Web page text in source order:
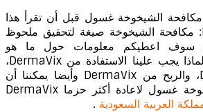
الشيخوخة غسول قبل أن تقرأ هذا
الحقائق DermaVix: مكافحة الشيخوخة صيغة لتحقيق ملحوظ
سوف اعطيكم معلومات حول ما هو
DermaVix شبابا، لماذا يجب علينا الاستفادة من DermaVix،
مكونات DermaVix، والربح من DermaVix وأيضا يمكننا أن
تأمر مكافحة الشيخوخة غسول لاعادة أكثر حزما DermaVix
العربية السعودية .